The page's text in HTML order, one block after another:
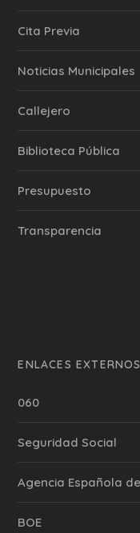
Cita Previa
‎Noticias Municipales
Callejero
Biblioteca Pública
Presupuesto
Transparencia
ENLACES EXTERNOS
060
Seguridad Social
Agencia Española
BOE